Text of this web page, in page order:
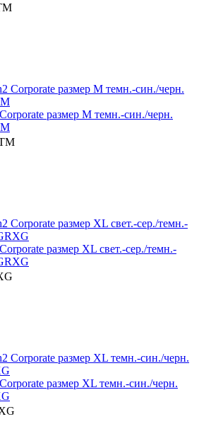
размер M темн.-син./черн.
размер XL свет.-сер./темн.-
размер XL темн.-син./черн.